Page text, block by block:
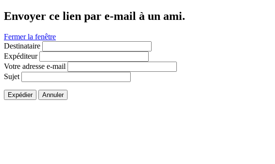
Envoyer ce lien par e-mail à un ami.
Fermer la fenêtre
Destinataire
Expéditeur
Votre adresse e-mail
Sujet
Expédier Annuler